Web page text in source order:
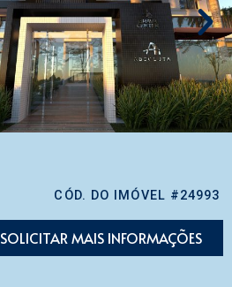
CÓD. DO IMÓVEL #24993
SOLICITAR MAIS INFORMAÇÕES